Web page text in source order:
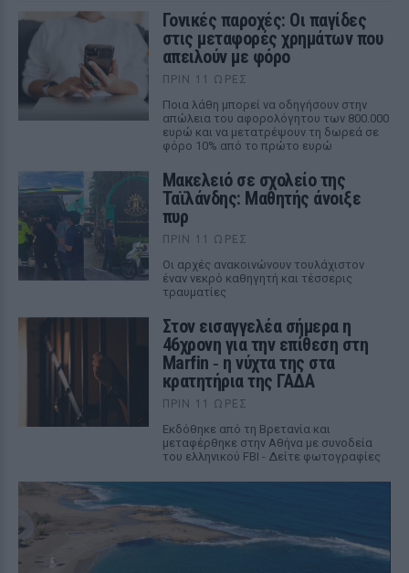
Γονικές παροχές: Οι παγίδες
στις μεταφορές χρημάτων που
απειλούν με φόρο
ΠΡΙΝ 11 ΏΡΕΣ
Ποια λάθη μπορεί να οδηγήσουν στην
απώλεια του αφορολόγητου των 800.000
ευρώ και να μετατρέψουν τη δωρεά σε
φόρο 10% από το πρώτο ευρώ
Μακελειό σε σχολείο της
Ταϊλάνδης: Μαθητής άνοιξε
πυρ
ΠΡΙΝ 11 ΏΡΕΣ
Οι αρχές ανακοινώνουν τουλάχιστον
έναν νεκρό καθηγητή και τέσσερις
τραυματίες
Στον εισαγγελέα σήμερα η
46χρονη για την επίθεση στη
Marfin ‑ η νύχτα της στα
κρατητήρια της ΓΑΔΑ
ΠΡΙΝ 11 ΏΡΕΣ
Εκδόθηκε από τη Βρετανία και
μεταφέρθηκε στην Αθήνα με συνοδεία
του ελληνικού FBI - Δείτε φωτογραφίες